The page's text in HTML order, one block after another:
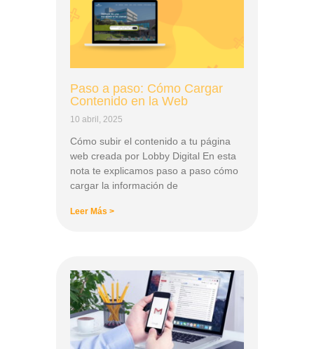
Paso a paso: Cómo Cargar
Contenido en la Web
10 abril, 2025
Cómo subir el contenido a tu página
web creada por Lobby Digital En esta
nota te explicamos paso a paso cómo
cargar la información de
Leer Más >